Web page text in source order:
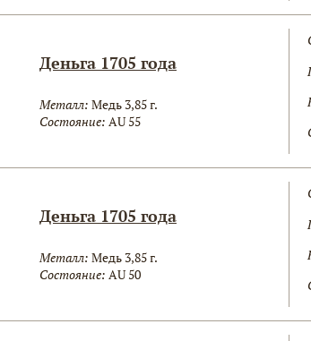
Деньга 1705 года
Металл: Медь 3,85 г.
Состояние: AU 55
Деньга 1705 года
Металл: Медь 3,85 г.
Состояние: AU 50